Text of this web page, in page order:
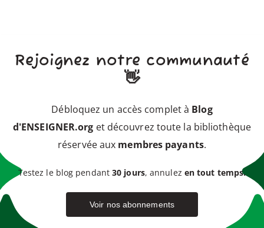
Rejoignez notre communauté
👋
Débloquez un accès complet à Blog
d'ENSEIGNER.org et découvrez toute la bibliothèque
réservée aux membres payants.
Testez le blog pendant30 jours, annulez en tout temps.
Voir nos abonnements